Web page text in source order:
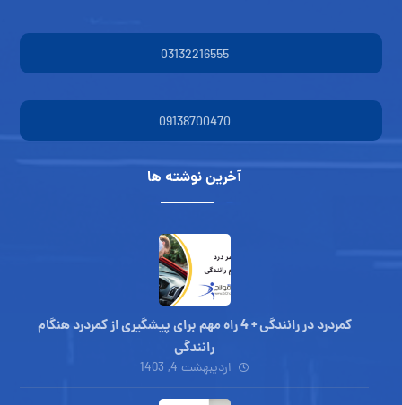
03132216555
09138700470
آخرین نوشته ها
کمردرد در رانندگی + 4 راه مهم برای پیشگیری از کمردرد هنگام
رانندگی
اردیبهشت 4, 1403